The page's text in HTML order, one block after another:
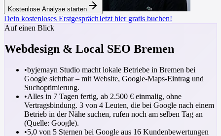
Kostenlose Analyse starten
Dein kostenloses ErstgesprächJetzt hier gratis buchen!
Auf einen Blick
Webdesign & Local SEO Bremen
•byjemayn Studio macht lokale Betriebe in Bremen bei
Google sichtbar – mit Website, Google-Maps-Eintrag und
Suchoptimierung.
•Alles in 7 Tagen fertig, ab 2.500 € einmalig, ohne
Vertragsbindung. 3 von 4 Leuten, die bei Google nach einem
Betrieb in der Nähe suchen, rufen noch am selben Tag an
(Quelle: Google).
•5,0 von 5 Sternen bei Google aus 16 Kundenbewertungen